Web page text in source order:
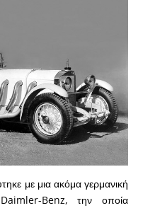
με μια ακόμα γερμανική
Benz, την οποία